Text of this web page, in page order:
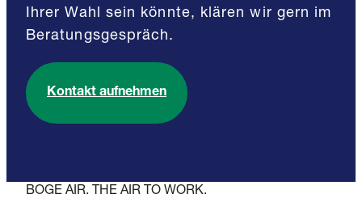
Ihrer Wahl sein könnte, klären wir gern im
Beratungsgespräch.
Kontakt aufnehmen
BOGE AIR. THE AIR TO WORK.